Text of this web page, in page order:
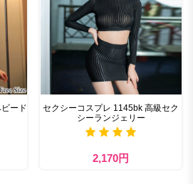
ード
セクシーコスプレ 1145bk 高級セク
シーランジェリー
2,170円